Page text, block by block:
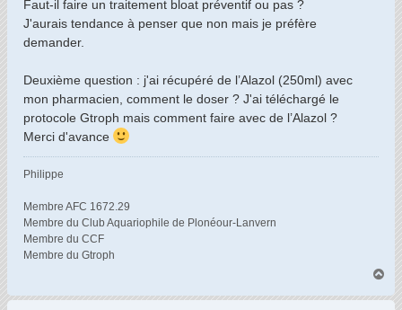
Faut-il faire un traitement bloat préventif ou pas ?
J'aurais tendance à penser que non mais je préfère
demander.
Deuxième question : j'ai récupéré de l’Alazol (250ml) avec
mon pharmacien, comment le doser ? J'ai téléchargé le
protocole Gtroph mais comment faire avec de l’Alazol ?
Merci d'avance
Philippe
Membre AFC 1672.29
Membre du Club Aquariophile de Plonéour-Lanvern
Membre du CCF
Membre du Gtroph
u